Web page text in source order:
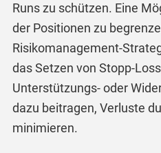
Runs zu schützen. Eine
der Positionen zu
Risikomanagement-
das Setzen von Stopp-
Unterstützungs- oder
dazu beitragen, Verluste
minimieren.